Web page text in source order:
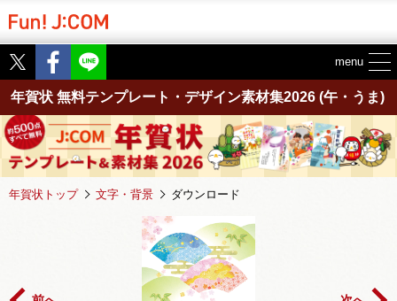
Twitter Facebook
menu
年賀状 無料テンプレート・デザイン素材集2026 (午・うま)
年賀状トップ 文字・背景 ダウンロード